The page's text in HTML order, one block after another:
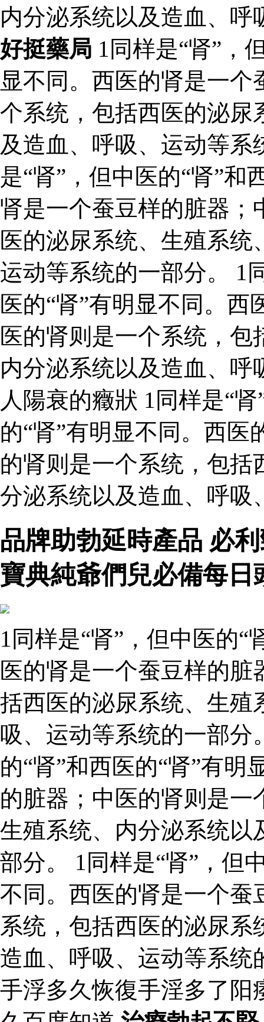
内分泌系统以及造血、
好挺藥局 1同样是“肾”，
显不同。西医的肾是一
个系统，包括西医的泌尿
及造血、呼吸、运动等
是“肾”，但中医的“肾”和
肾是一个蚕豆样的脏器；
医的泌尿系统、生殖系
运动等系统的一部分。 1
医的“肾”有明显不同。
医的肾则是一个系统，
内分泌系统以及造血、
人陽衰的癥狀 1同样是“
的“肾”有明显不同。西
的肾则是一个系统，包
分泌系统以及造血、呼吸
品牌助勃延時產品 必
寶典純爺們兒必備每
1同样是“肾”，但中医的“
医的肾是一个蚕豆样的
括西医的泌尿系统、生殖
吸、运动等系统的一部分
的“肾”和西医的“肾”有
的脏器；中医的肾则是
生殖系统、内分泌系统以
部分。 1同样是“肾”，但
不同。西医的肾是一个蚕
系统，包括西医的泌尿
造血、呼吸、运动等系
手浮多久恢復手淫多了阳